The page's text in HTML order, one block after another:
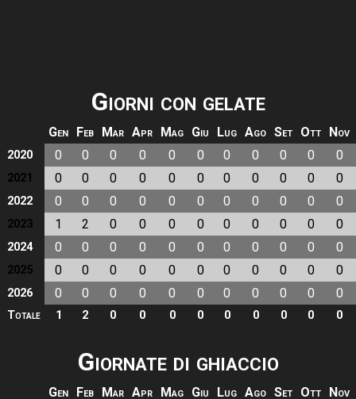
Giorni con gelate
Gen Feb Mar Apr Mag Giu Lug Ago Set Ott Nov
2020 0 0 0 0 0 0 0 0 0 0 0
2021 0 0 0 0 0 0 0 0 0 0 0
2022 0 0 0 0 0 0 0 0 0 0 0
2023 1 2 0 0 0 0 0 0 0 0 0
2024 0 0 0 0 0 0 0 0 0 0 0
2025 0 0 0 0 0 0 0 0 0 0 0
2026 0 0 0 0 0 0 0 0 0 0 0
Totale 1 2 0 0 0 0 0 0 0 0 0
Giornate di ghiaccio
Gen Feb Mar Apr Mag Giu Lug Ago Set Ott Nov